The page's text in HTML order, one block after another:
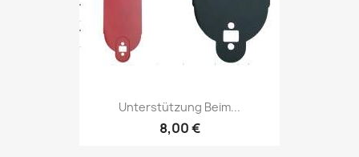
Unterstützung Beim...
8,00 €